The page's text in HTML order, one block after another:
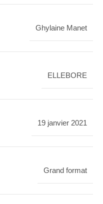
Ghylaine Manet
ELLEBORE
19 janvier 2021
Grand format